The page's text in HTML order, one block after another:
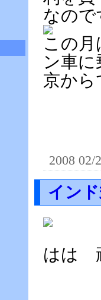
なので
この
ン車に
京から
2008 02/
イン
はは